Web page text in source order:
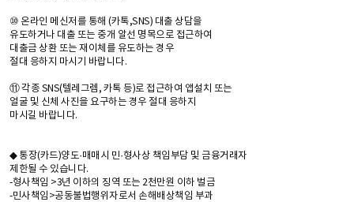
⑩ 온라인 메신저를 통해 (카톡,SNS) 대출 상담을
유도하거나 대출 또는 중개 알선 명목으로 접근하여
대출금 상환 또는 재이체를 유도하는 경우
절대 응하지 마시기 바랍니다.
⑪ 각종 SNS(텔레그렘, 카톡 등)로 접근하여 앱설치 또는
얼굴 및 신체 사진을 요구하는 경우 절대 응하지
마시길 바랍니다.
◆ 통장(카드)양도·매매시 민·형사상 책임부담 및 금융거래자
제한될 수 있습니다.
-형사책임 >3년 이하의 징역 또는 2천만원 이하 벌금
-민사책임>공동불법행위자로서 손해배상책임 부과